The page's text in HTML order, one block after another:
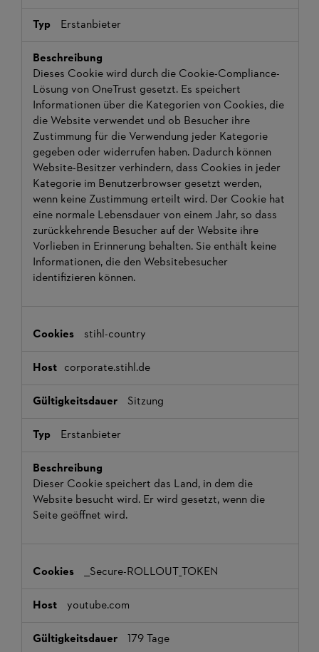
Erstanbieter
Dieses Cookie wird durch die Cookie-Compliance-
Lösung von OneTrust gesetzt. Es speichert
Informationen über die Kategorien von Cookies, die
die Website verwendet und ob Besucher ihre
Zustimmung für die Verwendung jeder Kategorie
gegeben oder widerrufen haben. Dadurch können
Website-Besitzer verhindern, dass Cookies in jeder
Kategorie im Benutzerbrowser gesetzt werden,
wenn keine Zustimmung erteilt wird. Der Cookie hat
eine normale Lebensdauer von einem Jahr, so dass
zurückkehrende Besucher auf der Website ihre
Vorlieben in Erinnerung behalten. Sie enthält keine
Informationen, die den Websitebesucher
identifizieren können.
stihl-country
corporate.stihl.de
Sitzung
Erstanbieter
Dieser Cookie speichert das Land, in dem die
Website besucht wird. Er wird gesetzt, wenn die
Seite geöffnet wird.
__Secure-ROLLOUT_TOKEN
youtube.com
179 Tage